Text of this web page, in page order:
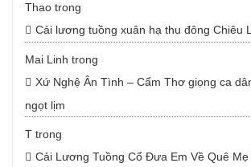
Thao trong
Cải lương tuồng xuân hạ thu đông Chiêu
Mai Linh trong
Xứ Nghệ Ân Tình – Cẩm Thơ giọng ca
ngọt lịm
T trong
Cải Lương Tuồng Cổ Đưa Em Về Quê